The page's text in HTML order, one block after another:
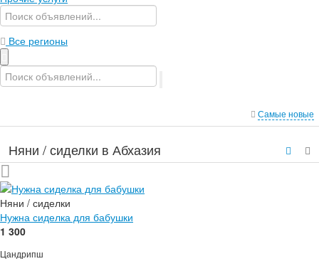
Все регионы
Самые новые
Няни / сиделки в Абхазия
Няни / сиделки
Нужна сиделка для бабушки
1 300
Цандрипш